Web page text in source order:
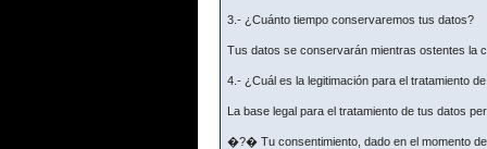
3.- ¿Cuánto tiempo conservaremos tus datos?
Tus datos se conservarán mientras ostentes la
4.- ¿Cuál es la legitimación para el tratamiento
La base legal para el tratamiento de tus datos
�?� Tu consentimiento, dado en el momento